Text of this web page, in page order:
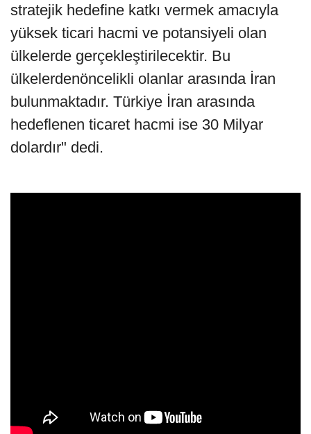
stratejik hedefine katkı vermek amacıyla
yüksek ticari hacmi ve potansiyeli olan
ülkelerde gerçekleştirilecektir. Bu
ülkelerdenöncelikli olanlar arasında İran
bulunmaktadır. Türkiye İran arasında
hedeflenen ticaret hacmi ise 30 Milyar
dolardır" dedi.